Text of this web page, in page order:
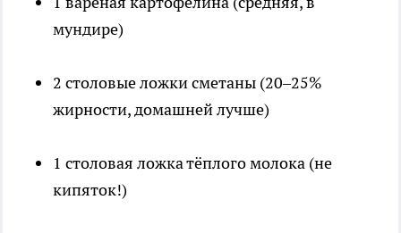
мундире)
2 столовые ложки сметаны (20–25%
жирности, домашней лучше)
1 столовая ложка тёплого молока (не
кипяток!)